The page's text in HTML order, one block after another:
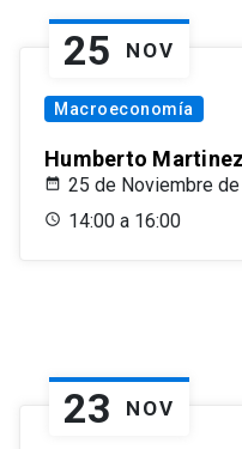
25 NOV
Macroeconomía
Humberto
25 de Noviembre
14:00 a 16:00
23 NOV